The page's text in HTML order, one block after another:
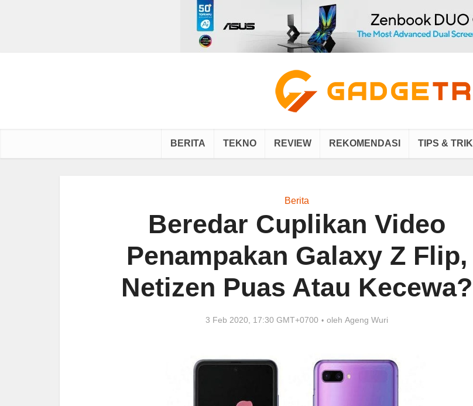
BERITA TEKNO REVIEW REKOMENDASI TIPS & TRIK
Berita
Beredar Cuplikan Video
Penampakan Galaxy Z Flip,
Netizen Puas Atau Kecewa?
3 Feb 2020, 17:30 GMT+0700 oleh Ageng Wuri